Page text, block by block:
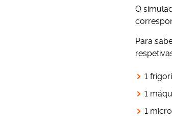
O
Para
1
1
1